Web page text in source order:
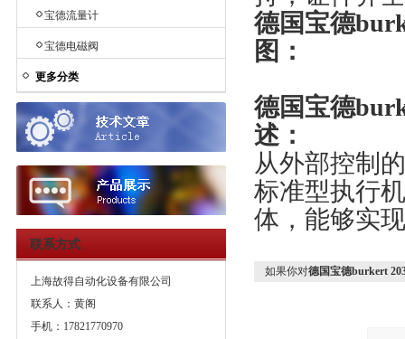
宝德流量计
宝德电磁阀
更多分类
联系方式
上海故得自动化设备有限公司
联系人：黄阁
手机：17821770970
德国宝德
图：
德国宝德
述：
从外部控制
标准型执行
体，能够实
如果你对德国宝德burkert